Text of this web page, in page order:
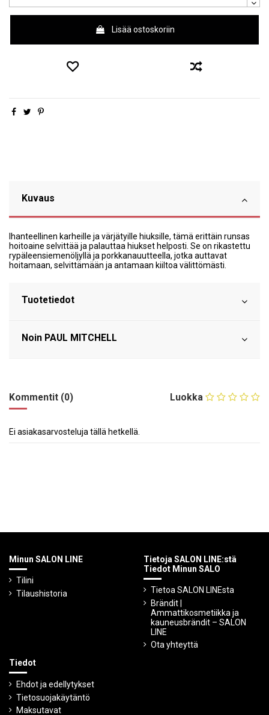
Lisää ostoskoriin
Kuvaus
Ihanteellinen karheille ja värjätyille hiuksille, tämä erittäin runsas
hoitoaine selvittää ja palauttaa hiukset helposti. Se on rikastettu
rypäleensiemenöljyllä ja porkkanauutteella, jotka auttavat
hoitamaan, selvittämään ja antamaan kiiltoa välittömästi.
Tuotetiedot
Noin PAUL MITCHELL
Luokka
Kommentit (0)
Ei asiakasarvosteluja tällä hetkellä.
Minun SALON LINE
Tilini
Tilaushistoria
Tietoja SALON LINE:stä
Tiedot Minun SALO
Tietoa SALON LINEsta
Brändit |
Ammattikosmetiikka ja
kauneusbrändit – SALON
LINE
Ota yhteyttä
Tiedot
Ehdot ja edellytykset
Tietosuojakäytäntö
Maksutavat